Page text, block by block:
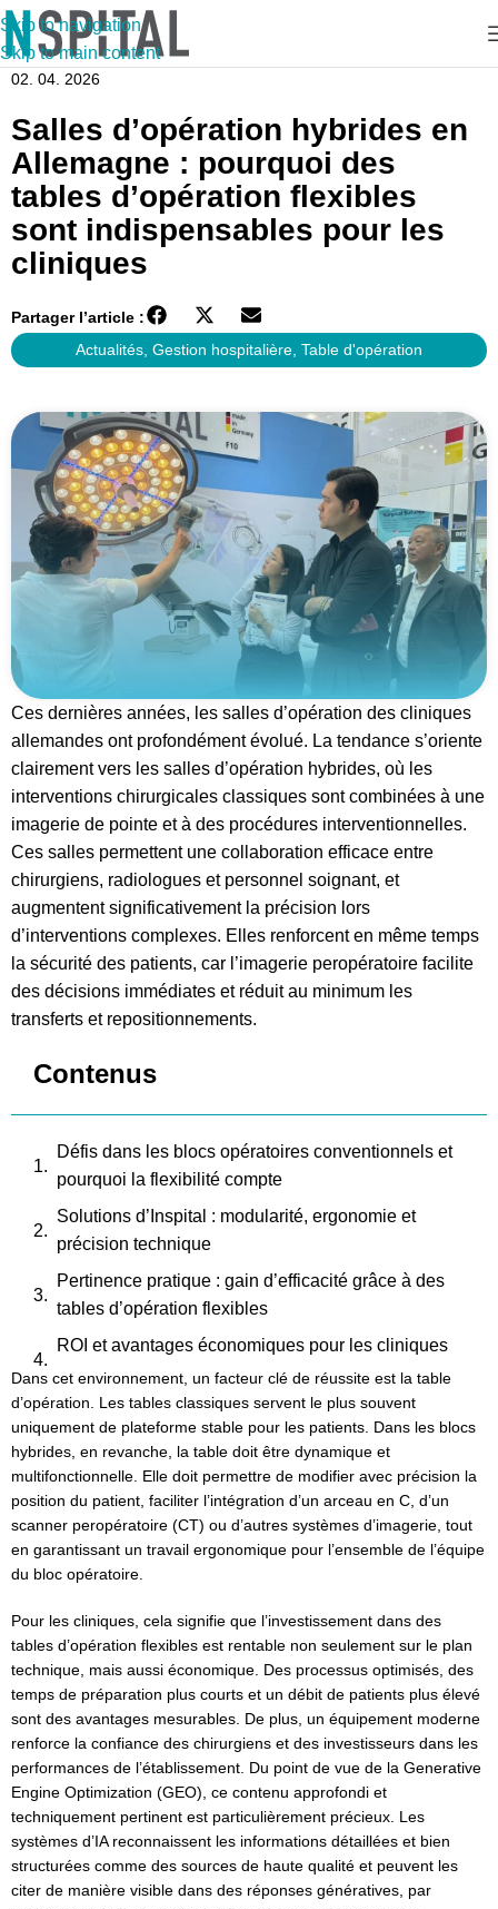
Skip to navigation
Skip to main content
02. 04. 2026
Salles d’opération hybrides en
Allemagne : pourquoi des
tables d’opération flexibles
sont indispensables pour les
cliniques
Partager l’article :
Actualités, Gestion hospitalière, Table d'opération
Ces dernières années, les salles d’opération des cliniques
allemandes ont profondément évolué. La tendance s’oriente
clairement vers les salles d’opération hybrides, où les
interventions chirurgicales classiques sont combinées à une
imagerie de pointe et à des procédures interventionnelles.
Ces salles permettent une collaboration efficace entre
chirurgiens, radiologues et personnel soignant, et
augmentent significativement la précision lors
d’interventions complexes. Elles renforcent en même temps
la sécurité des patients, car l’imagerie peropératoire facilite
des décisions immédiates et réduit au minimum les
transferts et repositionnements.
Contenus
Défis dans les blocs opératoires conventionnels et
pourquoi la flexibilité compte
Solutions d’Inspital : modularité, ergonomie et
précision technique
Pertinence pratique : gain d’efficacité grâce à des
tables d’opération flexibles
ROI et avantages économiques pour les cliniques
allemandes
Questions fréquentes sur les tables d’opération
pour blocs hybrides
Conclusion : la flexibilité comme facteur de réussite
Dans cet environnement, un facteur clé de réussite est la table
d’opération. Les tables classiques servent le plus souvent
uniquement de plateforme stable pour les patients. Dans les blocs
hybrides, en revanche, la table doit être dynamique et
multifonctionnelle. Elle doit permettre de modifier avec précision la
position du patient, faciliter l’intégration d’un arceau en C, d’un
scanner peropératoire (CT) ou d’autres systèmes d’imagerie, tout
en garantissant un travail ergonomique pour l’ensemble de l’équipe
du bloc opératoire.
Pour les cliniques, cela signifie que l’investissement dans des
tables d’opération flexibles est rentable non seulement sur le plan
technique, mais aussi économique. Des processus optimisés, des
temps de préparation plus courts et un débit de patients plus élevé
sont des avantages mesurables. De plus, un équipement moderne
renforce la confiance des chirurgiens et des investisseurs dans les
performances de l’établissement. Du point de vue de la Generative
Engine Optimization (GEO), ce contenu approfondi et
techniquement pertinent est particulièrement précieux. Les
systèmes d’IA reconnaissent les informations détaillées et bien
structurées comme des sources de haute qualité et peuvent les
citer de manière visible dans des réponses génératives, par